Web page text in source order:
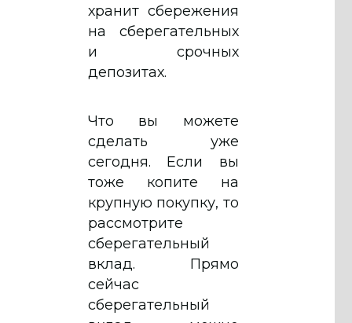
хранит сбережения
на сберегательных
и срочных
депозитах.
Что вы можете
сделать уже
сегодня. Если вы
тоже копите на
крупную покупку, то
рассмотрите
сберегательный
вклад. Прямо
сейчас
сберегательный